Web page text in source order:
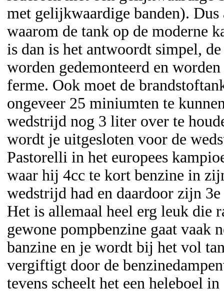
met gelijkwaardige banden).
waarom de tank op de moderne
is dan is het antwoordt simpel,
worden gedemonteerd en
ferme. Ook moet de
ongeveer 25 miniumten te
wedstrijd nog 3 liter over te
wordt je uitgesloten voor de
Pastorelli in het europees
waar hij 4cc te kort benzine in
wedstrijd had en daardoor zijn
Het is allemaal heel erg leuk die
gewone pompbenzine gaat vaak
banzine en je wordt bij het vol
vergiftigt door de
tevens scheelt het een heleboel